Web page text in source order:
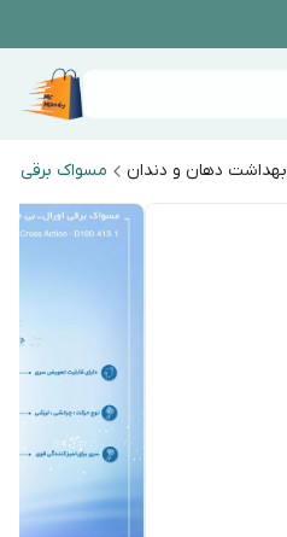
بهداشت دهان و دندان مسواک برقی